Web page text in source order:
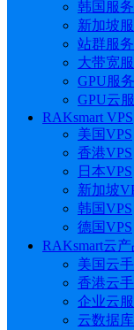
韩国服
新加坡
站群服
大带宽
GPU服
GPU云
RAKsmart VPS
美国VPS
香港VPS
日本VPS
新加坡
韩国VPS
德国VPS
RAKsmart云产
美国云
香港云
企业云
云数据库